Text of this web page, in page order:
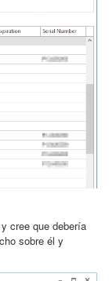
cree que debería
sobre él y